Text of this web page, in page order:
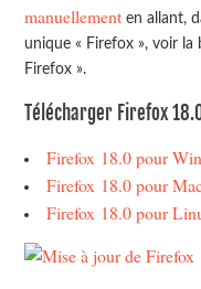
manuellement en allant,
unique « Firefox », voir
Firefox ».
Télécharger Firefox
Firefox 18.0 pour
Firefox 18.0 pour
Firefox 18.0 pour